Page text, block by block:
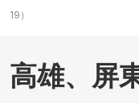
19）
高雄、屏